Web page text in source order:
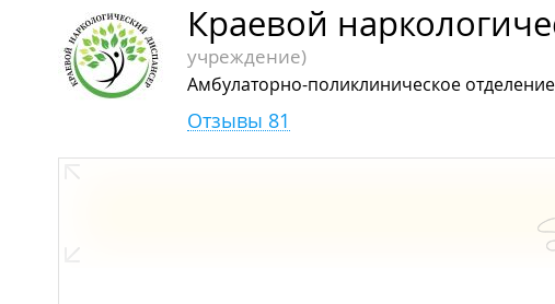
Краевой
учреждение)
Амбулаторно-поликлиническое
Отзывы 81